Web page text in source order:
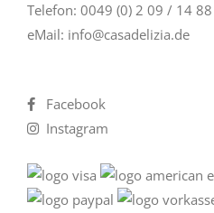
Telefon: 0049 (0) 2 09 / 14
eMail: info@casadelizia.de
Facebook
Instagram